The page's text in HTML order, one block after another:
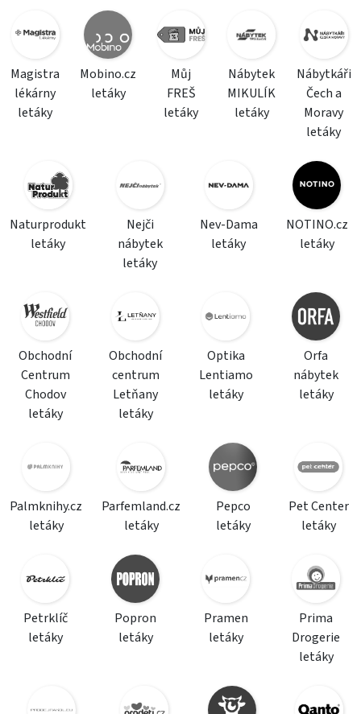
Magistra
lékárny
letáky
Mobino.cz
letáky
Můj
FREŠ
letáky
Nábytek
MIKULÍK
letáky
Nábytkáři
Čech a
Moravy
letáky
Naturprodukt
letáky
Nejči
nábytek
letáky
Nev-Dama
letáky
NOTINO.cz
letáky
Obchodní
Centrum
Chodov
letáky
Obchodní
centrum
Letňany
letáky
Optika
Lentiamo
letáky
Orfa
nábytek
letáky
Palmknihy.cz
letáky
Parfemland.cz
letáky
Pepco
letáky
Pet Center
letáky
Petrklíč
letáky
Popron
letáky
Pramen
letáky
Prima
Drogerie
letáky